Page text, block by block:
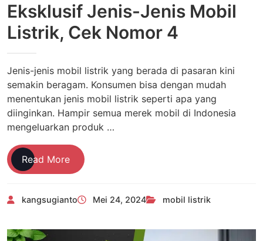
Eksklusif Jenis-Jenis Mobil
Listrik, Cek Nomor 4
Jenis-jenis mobil listrik yang berada di pasaran kini
semakin beragam. Konsumen bisa dengan mudah
menentukan jenis mobil listrik seperti apa yang
diinginkan. Hampir semua merek mobil di Indonesia
mengeluarkan produk …
Read MoreEksklusif
Jenis-
Mobil
Cek
kangsugianto Mei 24, 2024 mobil listrik